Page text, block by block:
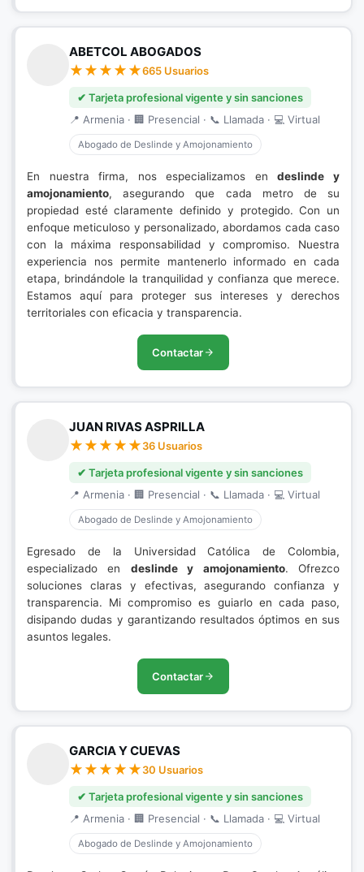
ABETCOL ABOGADOS
665 Usuarios
✔ Tarjeta profesional vigente y sin sanciones
📍 Armenia · 🏢 Presencial · 📞 Llamada · 💻 Virtual
Abogado de Deslinde y Amojonamiento
En nuestra firma, nos especializamos endeslinde y
amojonamiento, asegurando que cada metro de su
propiedad esté claramente definido y protegido. Con un
enfoque meticuloso y personalizado, abordamos cada caso
con la máxima responsabilidad y compromiso. Nuestra
experiencia nos permite mantenerlo informado en cada
etapa, brindándole la tranquilidad y confianza que merece.
Estamos aquí para proteger sus intereses y derechos
territoriales con eficacia y transparencia.
Contactar
JUAN RIVAS ASPRILLA
36 Usuarios
✔ Tarjeta profesional vigente y sin sanciones
📍 Armenia · 🏢 Presencial · 📞 Llamada · 💻 Virtual
Abogado de Deslinde y Amojonamiento
Egresado de la Universidad Católica de Colombia,
especializado en deslinde y amojonamiento. Ofrezco
soluciones claras y efectivas, asegurando confianza y
transparencia. Mi compromiso es guiarlo en cada paso,
disipando dudas y garantizando resultados óptimos en sus
asuntos legales.
Contactar
GARCIA Y CUEVAS
30 Usuarios
✔ Tarjeta profesional vigente y sin sanciones
📍 Armenia · 🏢 Presencial · 📞 Llamada · 💻 Virtual
Abogado de Deslinde y Amojonamiento